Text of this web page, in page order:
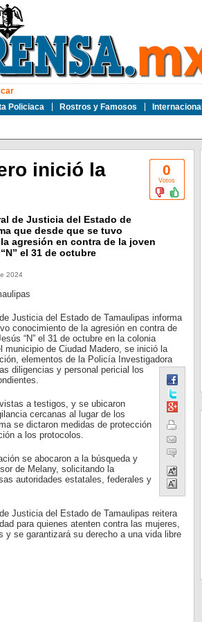
Policiaca Rostros y Famosos Internacional
0
Votos
inició la
de Justicia del Estado de
que desde que se tuvo
agresión en contra de la joven
el 31 de octubre
2024
Justicia del Estado de Tamaulipas informa
conocimiento de la agresión en contra de
“N” el 31 de octubre en la colonia
municipio de Ciudad Madero, se inició la
elementos de la Policía Investigadora
diligencias y personal pericial los
a testigos, y se ubicaron
cercanas al lugar de los
se dictaron medidas de protección
a los protocolos.
se abocaron a la búsqueda y
de Melany, solicitando la
autoridades estatales, federales y
Justicia del Estado de Tamaulipas reitera
para quienes atenten contra las mujeres,
y se garantizará su derecho a una vida libre